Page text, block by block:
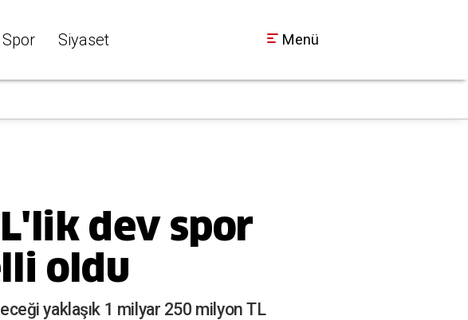
Spor Siyaset Menü
dev spor
oldu
yaklaşık 1 milyar 250 milyon TL